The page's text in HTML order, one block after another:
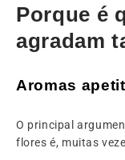
Porque é
agradam
Aromas
O principal
flores é, muitas